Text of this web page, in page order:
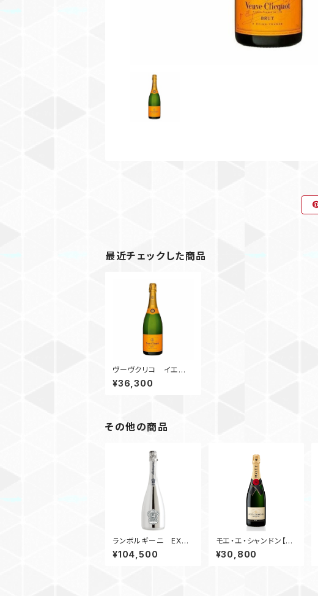
最近チェックした商品
ヴーヴクリコ イエロ
ーラベル【抜栓動画】
¥36,300
その他の商品
ランボルギーニ EXド
ライ プラチナ【抜栓動
画】
¥104,500
モエ・エ・シャンドン【抜
栓動画】
¥30,800